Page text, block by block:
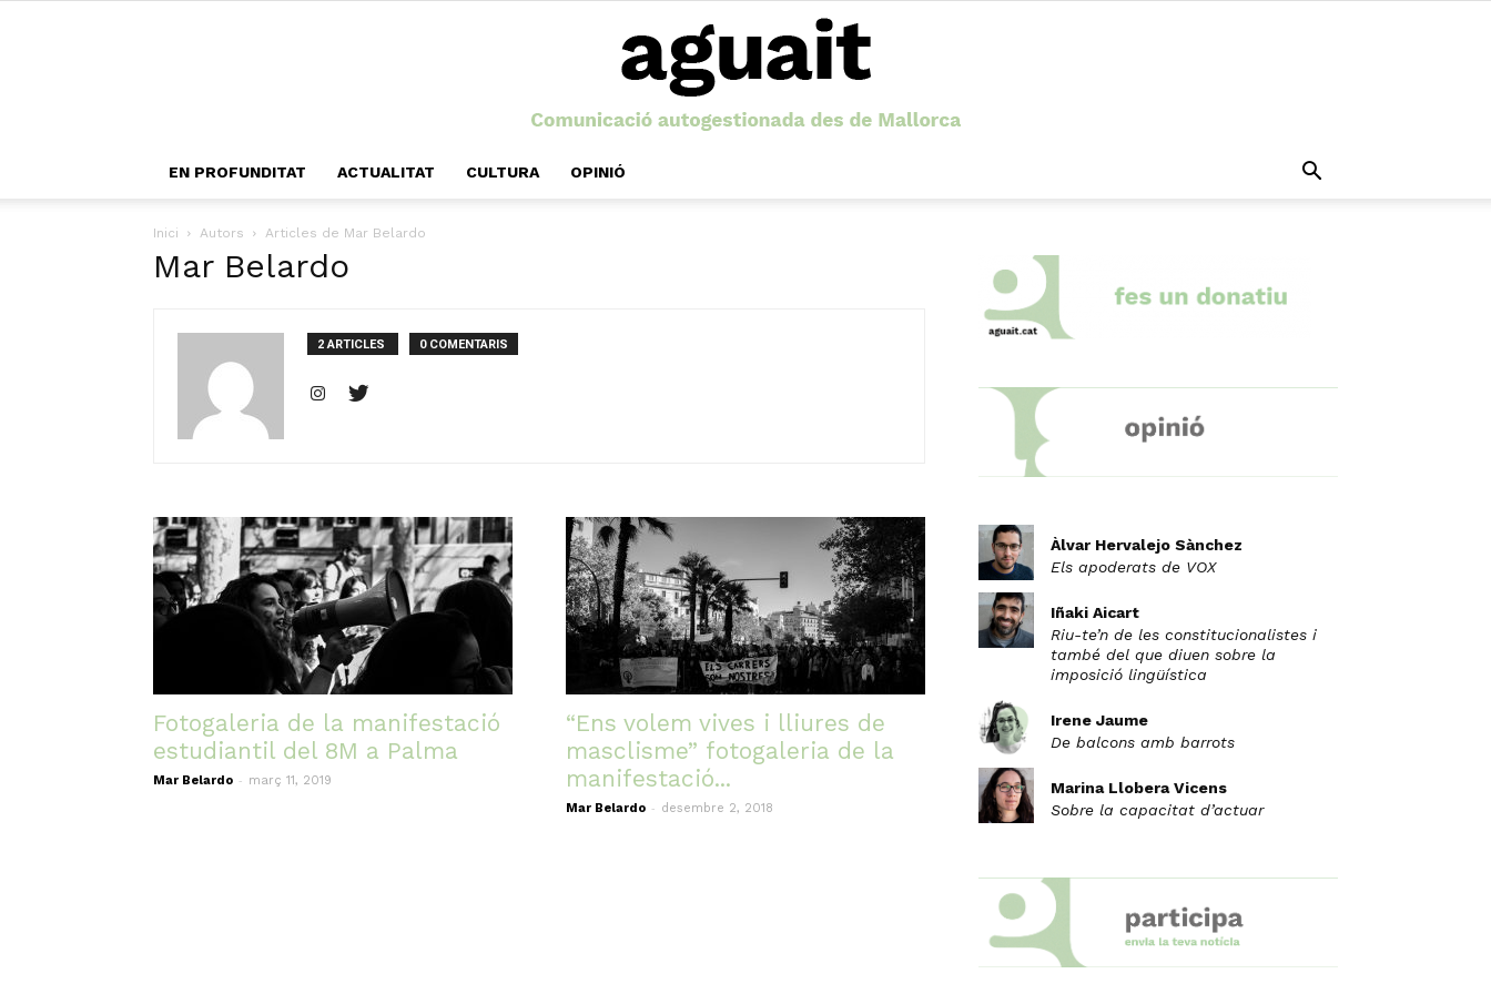
EN PROFUNDITAT ACTUALITAT CULTURA OPINIÓ
Inici Autors Articles de Mar Belardo
Mar Belardo
2 ARTICLES 0 COMENTARIS
Fotogaleria de la manifestació
estudiantil del 8M a Palma
Mar Belardo - març 11, 2019
“Ens volem vives i lliures de
masclisme” fotogaleria de la
manifestació...
Mar Belardo - desembre 2, 2018
Àlvar Hervalejo Sànchez
Els apoderats de VOX
Iñaki Aicart
Riu-te’n de les constitucionalistes i
també del que diuen sobre la
imposició lingüística
Irene Jaume
De balcons amb barrots
Marina Llobera Vicens
Sobre la capacitat d’actuar